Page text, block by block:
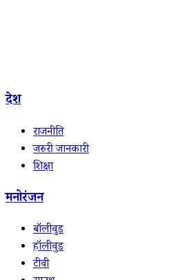
देश
राजनीति
जरुरी जानकारी
शिक्षा
मनोरंजन
बॉलीवुड
हॉलीवुड
टीवी